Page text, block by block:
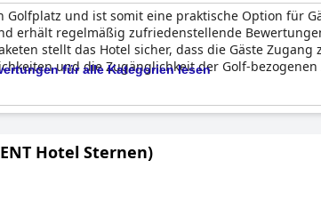
und ist somit eine praktische Option für
erhält regelmäßig zufriedenstellende
stellt das Hotel sicher, dass die Gäste Zugang
und die Zugänglichkeit der Golf-
für alle Kategorien lesen
Hotel Sternen)